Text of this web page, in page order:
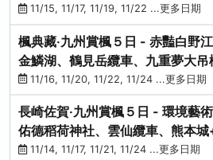
滿宮、竈門神社
11/15, 11/17, 11/19, 11/22 ...更多日期
楓典藏‧九州賞楓５日 - 赤豔白野
金鱗湖、鶴見岳纜車、九重夢大吊
豚+和牛饗宴
11/16, 11/20, 11/22, 11/24 ...更多日期
長崎佐賀‧九州賞楓５日 - 環境藝
佑德稻荷神社、雲仙纜車、熊本
滿宮、光明禪寺
11/14, 11/17, 11/21, 11/24 ...更多日期